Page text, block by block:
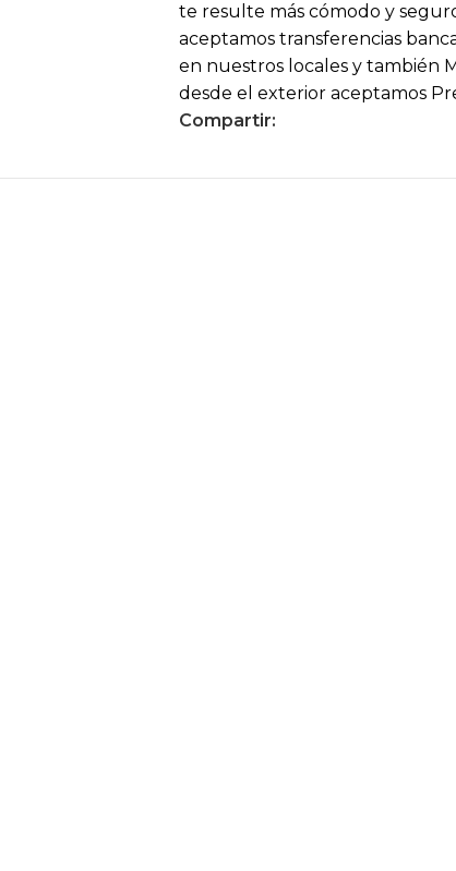
te resulte más cómodo y
aceptamos transferencias
en nuestros locales y también
desde el exterior aceptamos
Compartir: